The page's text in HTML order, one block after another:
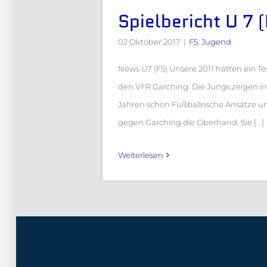
Spielbericht U 7
02 Oktober 2017 | F5 Jugend
News U7 (F5) Unsere 2011 hatten ein
den VFR Garching. Die Jungs zeigen
Jahren schon Fußballrische Ansätze
gegen Garching die Oberhand. Sie [...]
Weiterlesen